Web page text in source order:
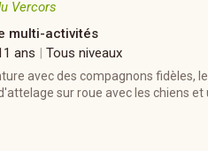
Vercors
multi-activités
ans | Tous niveaux
avec des compagnons fidèles,
sur roue avec les chiens et